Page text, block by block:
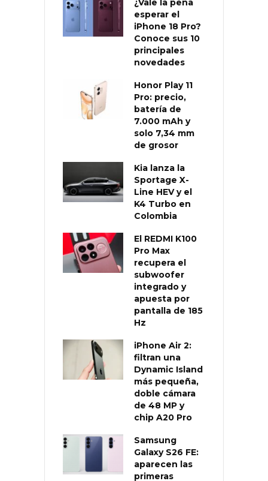
¿Vale la pena
esperar el
iPhone 18 Pro?
Conoce sus 10
principales
novedades
Honor Play 11
Pro: precio,
batería de
7.000 mAh y
solo 7,34 mm
de grosor
Kia lanza la
Sportage X-
Line HEV y el
K4 Turbo en
Colombia
El REDMI K100
Pro Max
recupera el
subwoofer
integrado y
apuesta por
pantalla de 185
Hz
iPhone Air 2:
filtran una
Dynamic Island
más pequeña,
doble cámara
de 48 MP y
chip A20 Pro
Samsung
Galaxy S26 FE:
aparecen las
primeras